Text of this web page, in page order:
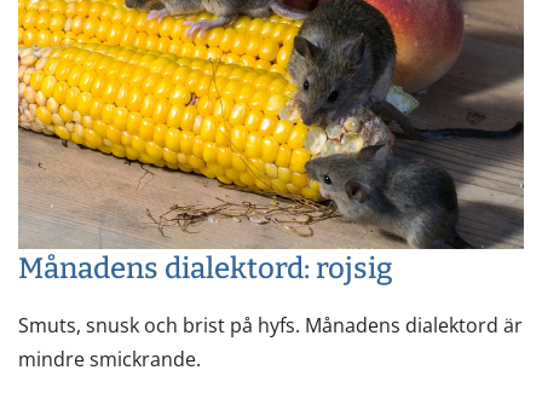
Månadens dialektord: rojsig
Smuts, snusk och brist på hyfs. Månadens dialektord är
mindre smickrande.